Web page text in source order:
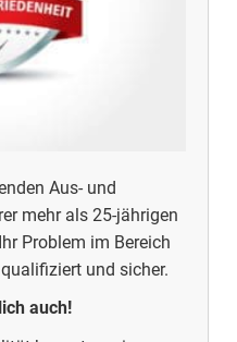
Aus- und
mehr als 25-jährigen
Problem im Bereich
und sicher.
auch!